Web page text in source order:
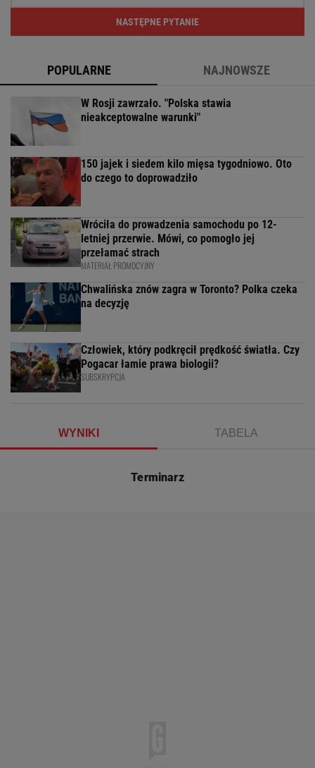
NASTĘPNE PYTANIE
POPULARNE NAJNOWSZE
W Rosji zawrzało. "Polska stawia
nieakceptowalne warunki"
150 jajek i siedem kilo mięsa tygodniowo. Oto
do czego to doprowadziło
Wróciła do prowadzenia samochodu po 12-
letniej przerwie. Mówi, co pomogło jej
przełamać strach
MATERIAŁ PROMOCYJNY
Chwalińska znów zagra w Toronto? Polka czeka
na decyzję
Człowiek, który podkręcił prędkość światła. Czy
Pogacar łamie prawa biologii?
SUBSKRYPCJA
WYNIKI TABELA
Terminarz